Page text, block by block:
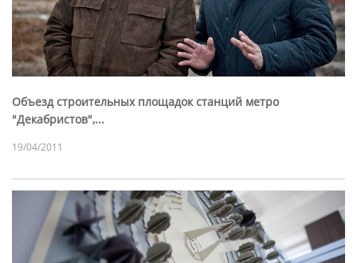
Объезд строительных площадок станций метро
"Декабристов",...
19/04/2011